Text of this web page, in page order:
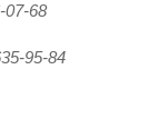
07-68
95-84